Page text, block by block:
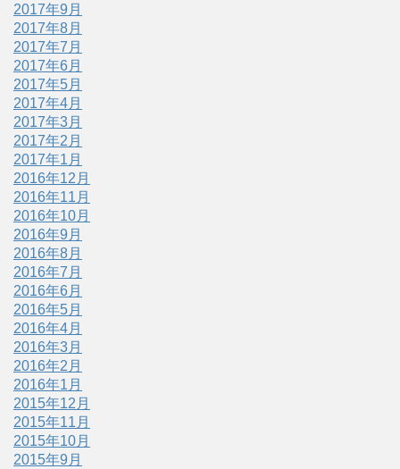
2017年9月
2017年8月
2017年7月
2017年6月
2017年5月
2017年4月
2017年3月
2017年2月
2017年1月
2016年12月
2016年11月
2016年10月
2016年9月
2016年8月
2016年7月
2016年6月
2016年5月
2016年4月
2016年3月
2016年2月
2016年1月
2015年12月
2015年11月
2015年10月
2015年9月